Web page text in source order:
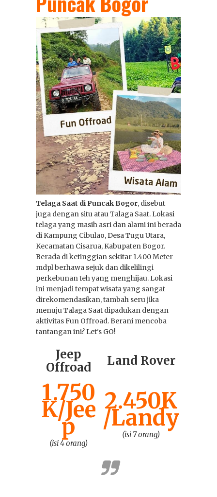
16 Jan 2026 0
Paket Wisata
Jeep: Gunung
Bromo, Ijen dan
Merapi
16 Jan 2026 0
Sewa Jeep Wisata:
Gunung Bromo
dari Semua Kota
Telaga Saat di Puncak Bogor, disebut
juga dengan situ atau Talaga Saat. Lokasi
telaga yang masih asri dan alami ini berada
di Kampung Cibulao, Desa Tugu Utara,
Kecamatan Cisarua, Kabupaten Bogor.
Berada di ketinggian sekitar 1.400 Meter
mdpl berhawa sejuk dan dikelilingi
perkebunan teh yang menghijau. Lokasi
ini menjadi tempat wisata yang sangat
direkomendasikan, tambah seru jika
menuju Talaga Saat dipadukan dengan
aktivitas Fun Offroad. Berani mencoba
tantangan ini? Let's GO!
Jeep
Offroad
Land Rover
1.750
K/Jee
p
(isi 4 orang)
2.450K
/Landy
(isi 7 orang)